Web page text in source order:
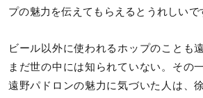
プの魅力を伝えてもらえるとうれしいで
ビール以外に使われるホップのことも
まだ世の中には知られていない。その
遠野パドロンの魅力に気づいた人は、